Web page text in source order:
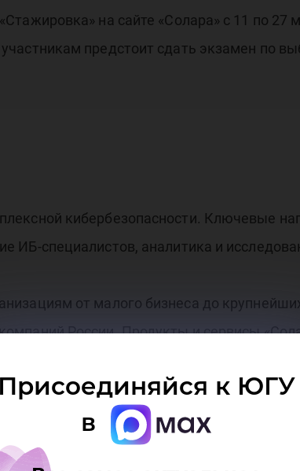
Присоединяйся к ЮГУ
в
на сайте «Солара» с 11 по
предстоит сдать экзамен по
кибербезопасности. Ключевые
ИБ-специалистов, аналитика и
от малого бизнеса до
России. Продукты и сервисы
Управление доступом, Защита
все потребности заказчиков и
ИБ, консалтинг, обучение